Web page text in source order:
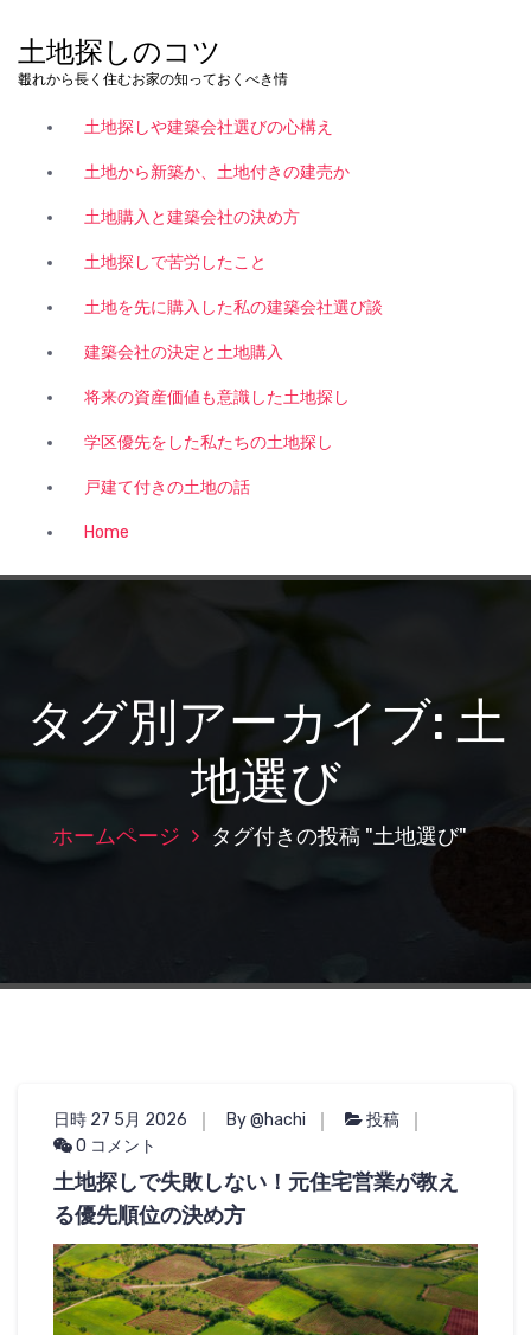
土地探しのコツ
これから長く住むお家の知っておくべき情報。
土地探しや建築会社選びの心構え
土地から新築か、土地付きの建売か
土地購入と建築会社の決め方
土地探しで苦労したこと
土地を先に購入した私の建築会社選び談
建築会社の決定と土地購入
将来の資産価値も意識した土地探し
学区優先をした私たちの土地探し
戸建て付きの土地の話
Home
タグ別アーカイブ: 土
地選び
ホームページ タグ付きの投稿 "土地選び"
日時 27 5月 2026 By @hachi
投稿
0 コメント
土地探しで失敗しない！元住宅営業が教え
る優先順位の決め方